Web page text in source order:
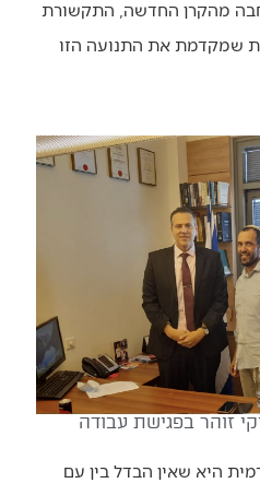
מהקרן החדשה, התקשורת
שמקדמת את התנועה הזו
זוהר בפגישת עבודה
היא שאין הבדל בין עם